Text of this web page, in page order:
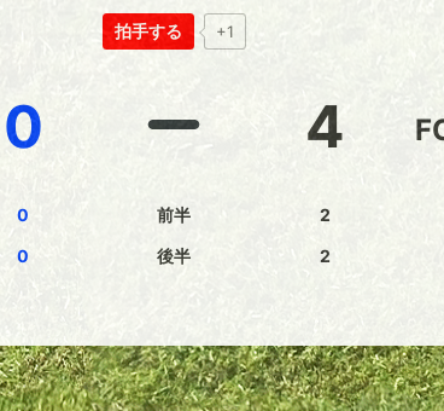
拍手する +1
0
0
0
前半
後半
4
2
2